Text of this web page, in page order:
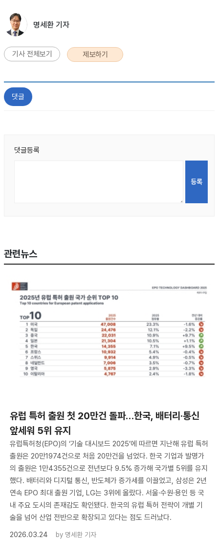
명세환 기자
기사 전체보기 제보하기
댓글
댓글등록
관련뉴스
유럽 특허 출원 첫 20만건 돌파…한국, 배터리·통신
앞세워 5위 유지
유럽특허청(EPO)의 ‘기술 대시보드 2025’에 따르면 지난해 유럽 특허
출원은 20만1974건으로 처음 20만건을 넘었다. 한국 기업과 발명가
의 출원은 1만4355건으로 전년보다 9.5% 증가해 국가별 5위를 유지
했다. 배터리와 디지털 통신, 반도체가 증가세를 이끌었고, 삼성은 2년
연속 EPO 최대 출원 기업, LG는 3위에 올랐다. 서울·수원·용인 등 국
내 주요 도시의 존재감도 확인됐다. 한국의 유럽 특허 전략이 개별 기
술을 넘어 산업 전반으로 확장되고 있다는 점도 드러났다.
2026.03.24
by 명세환 기자